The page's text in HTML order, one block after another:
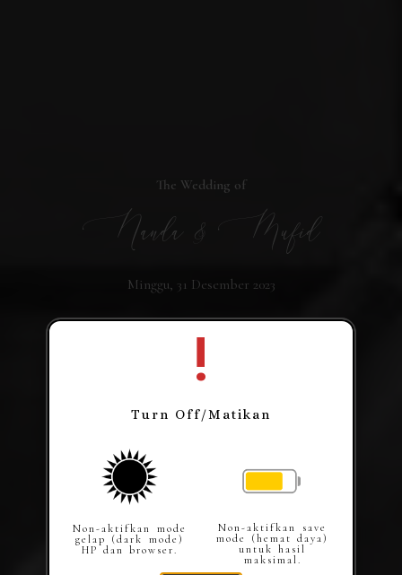
The Wedding of
Nanda & Mufid
Minggu, 31 Desember 2023
!
Turn Off/Matikan
Non-aktifkan mode
gelap (dark mode)
HP dan browser.
Non-aktifkan save
mode (hemat daya)
untuk hasil
maksimal.